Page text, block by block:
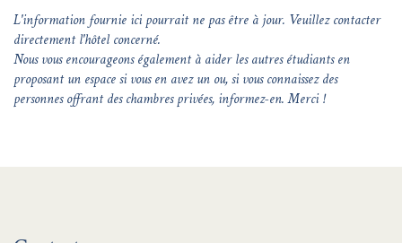
L'information fournie ici pourrait ne pas être à jour. Veuillez contacter
directement l'hôtel concerné.
Nous vous encourageons également à aider les autres étudiants en
proposant un espace si vous en avez un ou, si vous connaissez des
personnes offrant des chambres privées, informez-en. Merci !